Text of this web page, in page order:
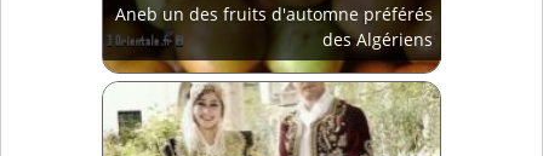
Aneb un des fruits d'automne préférés
des Algériens